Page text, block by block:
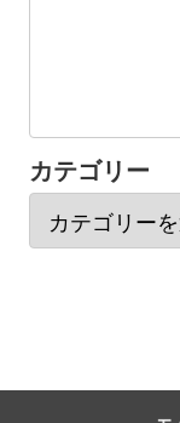
カテゴリー